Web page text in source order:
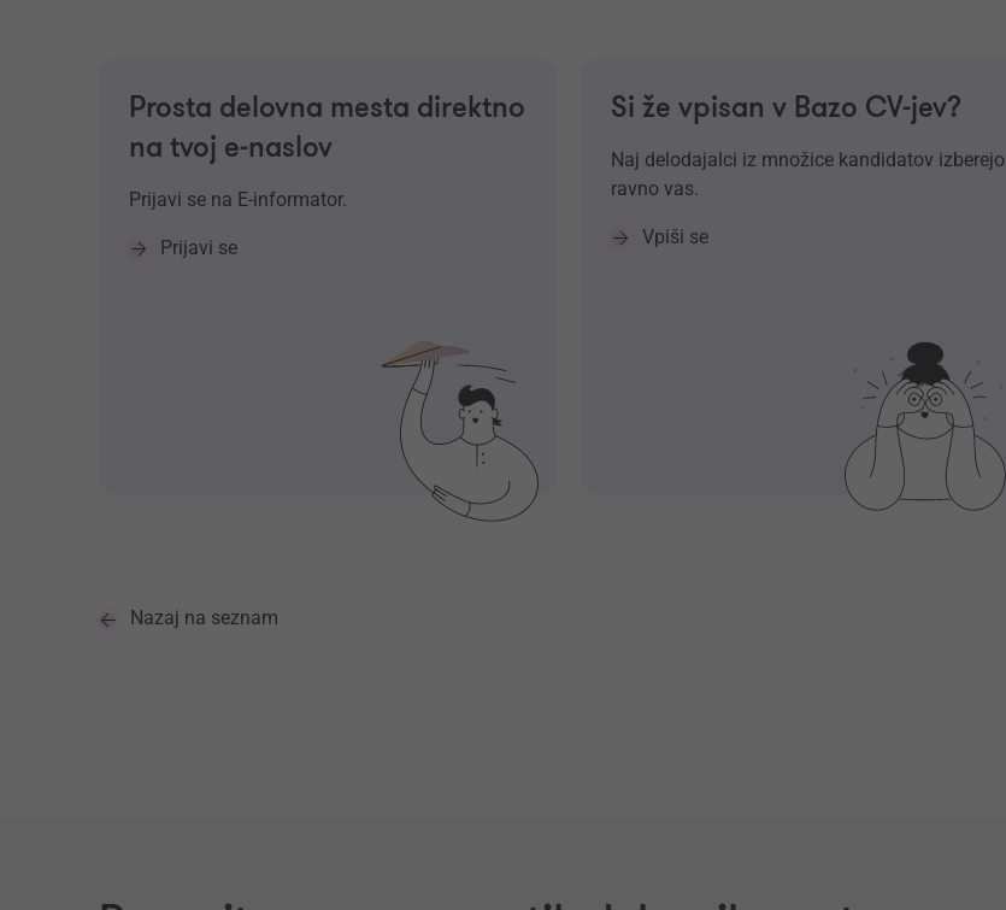
Prosta delovna mesta direktno
na tvoj e-naslov
Prijavi se na E-informator.
Prijavi se
Si že vpisan v Bazo CV-jev?
Naj delodajalci iz množice kandidatov izberejo
ravno vas.
Vpiši se
Nazaj na seznam